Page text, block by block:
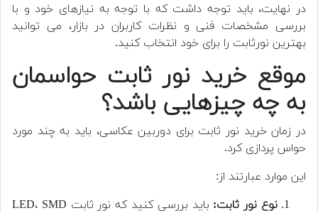
در نهایت، باید توجه داشت که با توجه به نیازهای خود و با
بررسی مشخصات فنی و نظرات کاربران در بازار، می توانید
بهترین نورثابت را برای خود انتخاب کنید.
موقع خرید نور ثابت حواسمان
به چه چیزهایی باشد؟
در زمان خرید نور ثابت برای دوربین عکاسی، باید به چند مورد
حواس پردازی کرد.
این موارد عبارتند از:
نوع نور ثابت:
باید بررسی کنید که نور ثابت LED، SMD